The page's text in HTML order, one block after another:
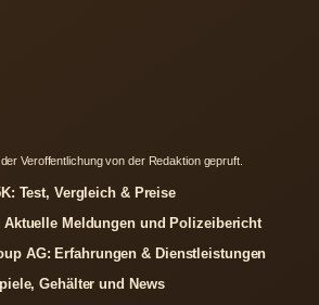
Veroffentlichung von der Redaktion gepruft.
Test, Vergleich & Preise
Aktuelle Meldungen und Polizeibericht
AG: Erfahrungen & Dienstleistungen
Gehälter und News